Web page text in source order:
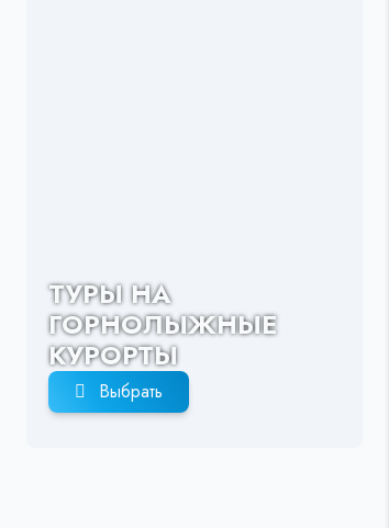
ТУРЫ НА
ГОРНОЛЫЖНЫЕ
КУРОРТЫ
Выбрать